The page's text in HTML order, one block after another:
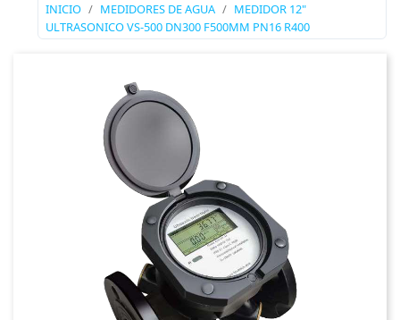
INICIO MEDIDORES DE AGUA
MEDIDOR 12"
ULTRASONICO VS-500 DN300 F500MM PN16 R400